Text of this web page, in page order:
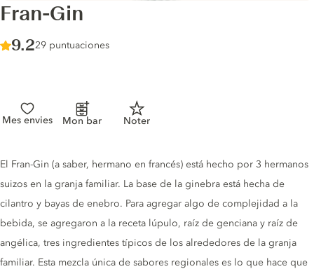
Fran-Gin
Score :
9.2/ 10
29 puntuaciones
Mes envies Mon bar Noter
Gin description
El Fran-Gin (a saber, hermano en francés) está hecho por 3 hermanos
suizos en la granja familiar. La base de la ginebra está hecha de
cilantro y bayas de enebro. Para agregar algo de complejidad a la
bebida, se agregaron a la receta lúpulo, raíz de genciana y raíz de
angélica, tres ingredientes típicos de los alrededores de la granja
familiar. Esta mezcla única de sabores regionales es lo que hace que